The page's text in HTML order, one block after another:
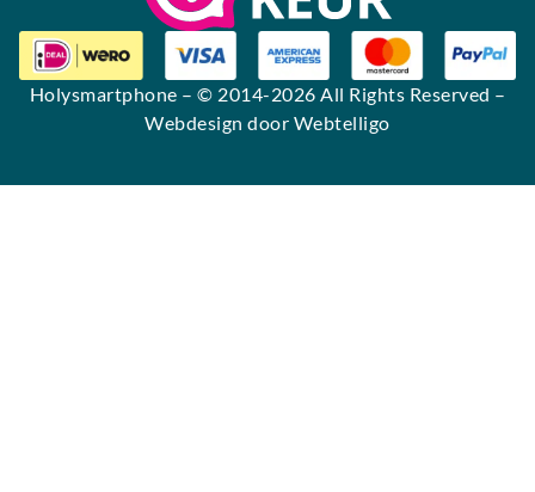
Holysmartphone – © 2014-2026 All Rights Reserved –
Webdesign door Webtelligo